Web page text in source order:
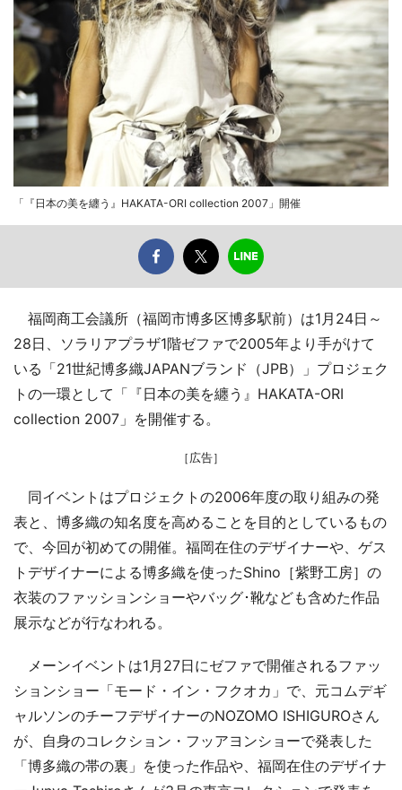
「『日本の美を纏う』HAKATA-ORI collection 2007」開催
福岡商工会議所（福岡市博多区博多駅前）は1月24日～
28日、ソラリアプラザ1階ゼファで2005年より手がけて
いる「21世紀博多織JAPANブランド（JPB）」プロジェク
トの一環として「『日本の美を纏う』HAKATA-ORI
collection 2007」を開催する。
［広告］
同イベントはプロジェクトの2006年度の取り組みの発
表と、博多織の知名度を高めることを目的としているもの
で、今回が初めての開催。福岡在住のデザイナーや、ゲス
トデザイナーによる博多織を使ったShino［紫野工房］の
衣装のファッションショーやバッグ･靴なども含めた作品
展示などが行なわれる。
メーンイベントは1月27日にゼファで開催されるファッ
ションショー「モード・イン・フクオカ」で、元コムデギ
ャルソンのチーフデザイナーのNOZOMO ISHIGUROさん
が、自身のコレクション・フッアヨンショーで発表した
「博多織の帯の裏」を使った作品や、福岡在住のデザイナ